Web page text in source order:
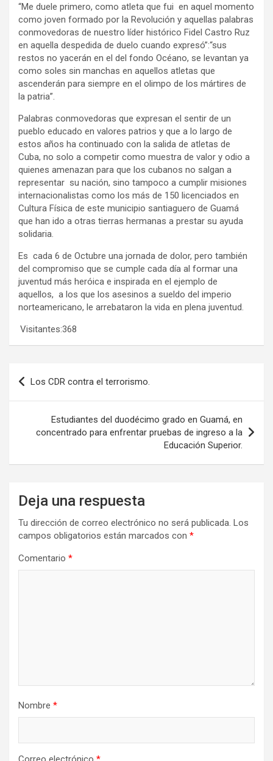
“Me duele primero, como atleta que fui en aquel momento
como joven formado por la Revolución y aquellas palabras
conmovedoras de nuestro líder histórico Fidel Castro Ruz
en aquella despedida de duelo cuando expresó”:“sus
restos no yacerán en el del fondo Océano, se levantan ya
como soles sin manchas en aquellos atletas que
ascenderán para siempre en el olimpo de los mártires de
la patria”.
Palabras conmovedoras que expresan el sentir de un
pueblo educado en valores patrios y que a lo largo de
estos años ha continuado con la salida de atletas de
Cuba, no solo a competir como muestra de valor y odio a
quienes amenazan para que los cubanos no salgan a
representar su nación, sino tampoco a cumplir misiones
internacionalistas como los más de 150 licenciados en
Cultura Física de este municipio santiaguero de Guamá
que han ido a otras tierras hermanas a prestar su ayuda
solidaria.
Es cada 6 de Octubre una jornada de dolor, pero también
del compromiso que se cumple cada día al formar una
juventud más heróica e inspirada en el ejemplo de
aquellos, a los que los asesinos a sueldo del imperio
norteamericano, le arrebataron la vida en plena juventud.
Visitantes:368
Navegación
de
entradas
Los CDR contra el terrorismo.
Estudiantes del duodécimo grado en Guamá, en
concentrado para enfrentar pruebas de ingreso a la
Educación Superior.
Deja una respuesta
Tu dirección de correo electrónico no será publicada. Los
campos obligatorios están marcados con *
Comentario *
Nombre *